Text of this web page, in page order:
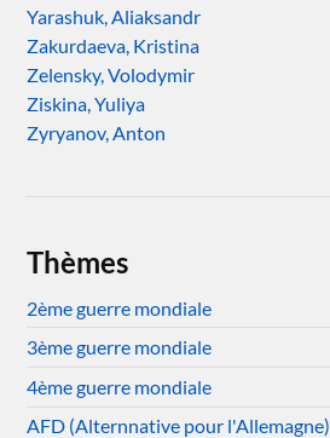
Yarashuk, Aliaksandr
Zakurdaeva, Kristina
Zelensky, Volodymir
Ziskina, Yuliya
Zyryanov, Anton
Thèmes
2ème guerre mondiale
3ème guerre mondiale
4ème guerre mondiale
AFD (Alternnative pour l'Allemagne)